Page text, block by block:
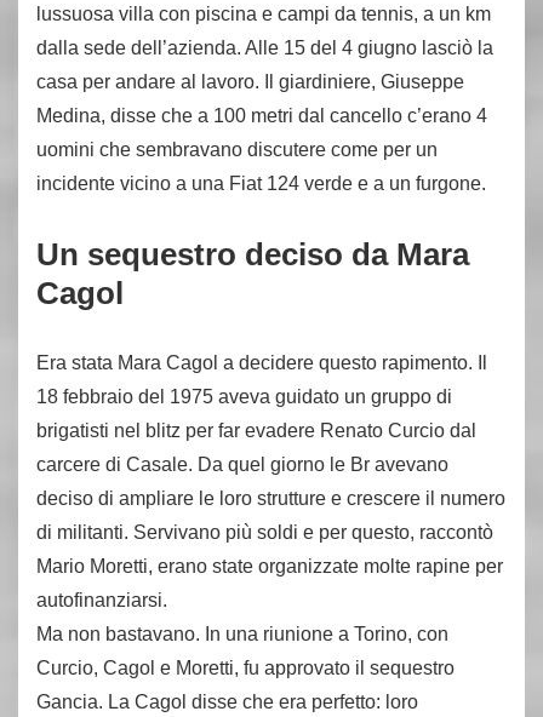
lussuosa villa con piscina e campi da tennis, a un km
dalla sede dell’azienda. Alle 15 del 4 giugno lasciò la
casa per andare al lavoro. Il giardiniere, Giuseppe
Medina, disse che a 100 metri dal cancello c’erano 4
uomini che sembravano discutere come per un
incidente vicino a una Fiat 124 verde e a un furgone.
Un sequestro deciso da Mara
Cagol
Era stata Mara Cagol a decidere questo rapimento. Il
18 febbraio del 1975 aveva guidato un gruppo di
brigatisti nel blitz per far evadere Renato Curcio dal
carcere di Casale. Da quel giorno le Br avevano
deciso di ampliare le loro strutture e crescere il numero
di militanti. Servivano più soldi e per questo, raccontò
Mario Moretti, erano state organizzate molte rapine per
autofinanziarsi.
Ma non bastavano. In una riunione a Torino, con
Curcio, Cagol e Moretti, fu approvato il sequestro
Gancia. La Cagol disse che era perfetto: loro